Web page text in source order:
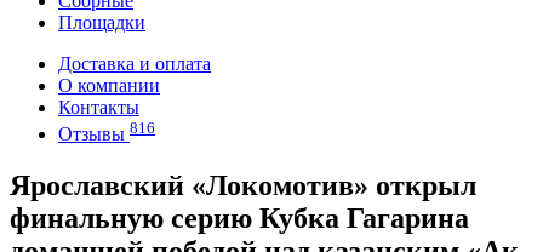
Площадки
Доставка и оплата
О компании
Контакты
Отзывы 816
Ярославский «Локомотив» открыл
финальную серию Кубка Гагарина